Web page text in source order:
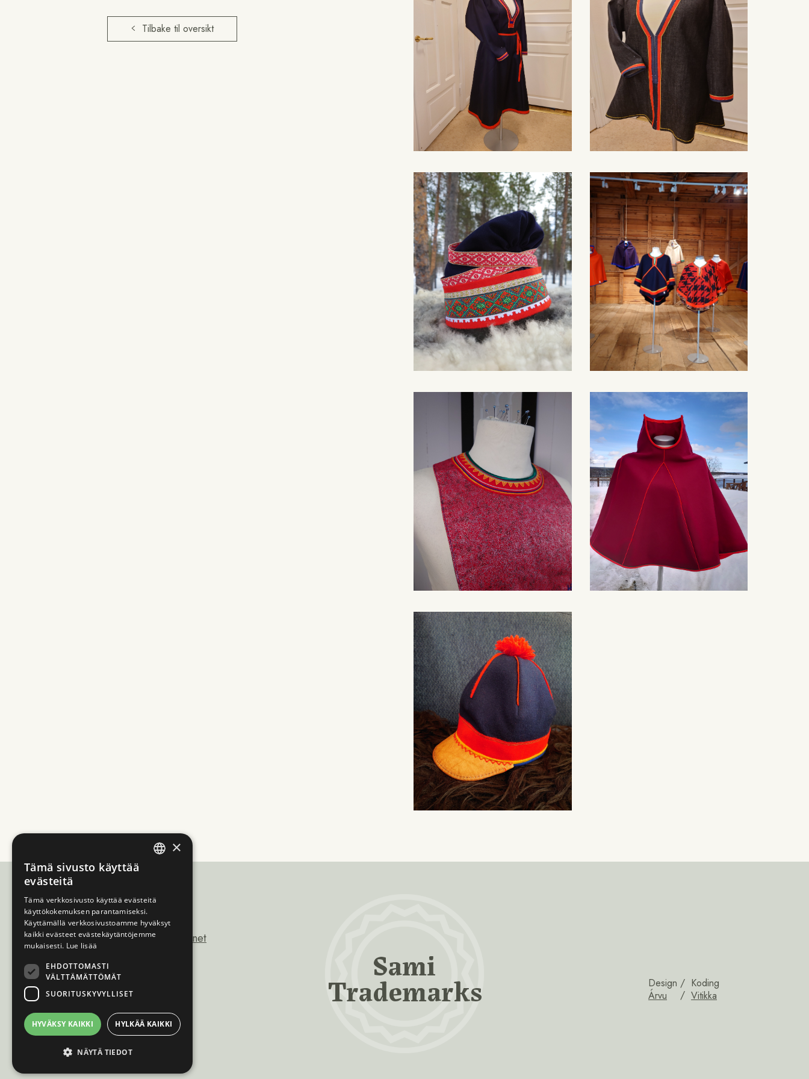
Tilbake til oversikt
Sami
Trademarks
Sámiráđđi
saamicouncil@saamicouncil.net
+47 950 25 926
Postboks 162 9735
kárášjohka / karasjok
Norge
Design
Árvu
Koding
Vitikka
NORWEGIAN
FINNISH
×
Tämä sivusto käyttää
evästeitä
Tämä verkkosivusto käyttää evästeitä
käyttökokemuksen parantamiseksi.
Käyttämällä verkkosivustoamme hyväksyt
kaikki evästeet evästekäytäntöjemme
mukaisesti. Lue lisää
EHDOTTOMASTI
VÄLTTÄMÄTTÖMÄT
SUORITUSKYVYLLISET
HYVÄKSY KAIKKI HYLKÄÄ KAIKKI
NÄYTÄ TIEDOT